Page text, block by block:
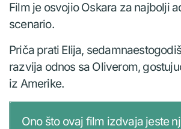
Film je osvojio Oskara za najbolji
scenario.
Priča prati Elija,
razvija odnos sa Oliverom,
iz Amerike.
Ono što ovaj film izdvaja jeste